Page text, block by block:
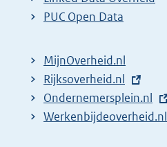
r
l
i
n
k
PUC Open Data
MijnOverheid.nl
E
x
t
Rijksoverheid.nl
E
x
Ondernemersplein.nl
E
Werkenbijdeoverheid.nl